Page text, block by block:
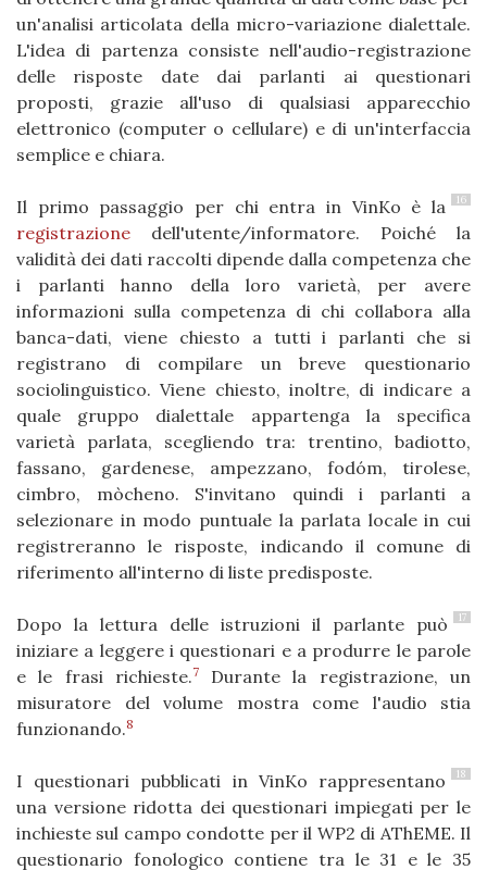
un'analisi articolata della micro-variazione dialettale.
L'idea di partenza consiste nell'audio-registrazione
delle risposte date dai parlanti ai questionari
proposti, grazie all'uso di qualsiasi apparecchio
elettronico (computer o cellulare) e di un'interfaccia
semplice e chiara.
16
Il primo passaggio per chi entra in VinKo è la
registrazione dell'utente/informatore. Poiché la
validità dei dati raccolti dipende dalla competenza che
i parlanti hanno della loro varietà, per avere
informazioni sulla competenza di chi collabora alla
banca-dati, viene chiesto a tutti i parlanti che si
registrano di compilare un breve questionario
sociolinguistico. Viene chiesto, inoltre, di indicare a
quale gruppo dialettale appartenga la specifica
varietà parlata, scegliendo tra: trentino, badiotto,
fassano, gardenese, ampezzano, fodóm, tirolese,
cimbro, mòcheno. S'invitano quindi i parlanti a
selezionare in modo puntuale la parlata locale in cui
registreranno le risposte, indicando il comune di
riferimento all'interno di liste predisposte.
17
Dopo la lettura delle istruzioni il parlante può
iniziare a leggere i questionari e a produrre le parole
e le frasi richieste.7Durante la registrazione, un
misuratore del volume mostra come l'audio stia
funzionando.8
18
I questionari pubblicati in VinKo rappresentano
una versione ridotta dei questionari impiegati per le
inchieste sul campo condotte per il WP2 di AThEME. Il
questionario fonologico contiene tra le 31 e le 35